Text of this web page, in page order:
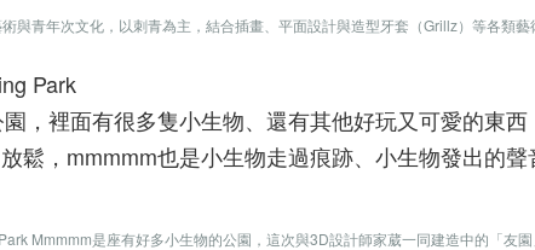
與青年次文化，以刺青為主，結合插畫、平面設計與造型牙套（Grillz）等各類
Park
，裡面有很多隻小生物、還有其他好玩又可愛的東
鬆，mmmmm也是小生物走過痕跡、小生物發出的聲
Mmmmm是座有好多小生物的公園，這次與3D設計師家葳一同建造中的「友